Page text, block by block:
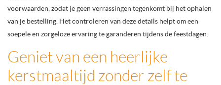
voorwaarden, zodat je geen verrassingen tegenkomt bij het ophalen
van je bestelling. Het controleren van deze details helpt om een
soepele en zorgeloze ervaring te garanderen tijdens de feestdagen.
Geniet van een heerlijke
kerstmaaltijd zonder zelf te